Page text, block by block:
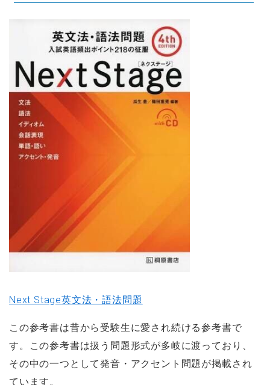
Next Stage英文法・語法問題
この参考書は昔から受験生に愛され続ける参考書で
す。この参考書は扱う問題形式が多岐に渡っており、
その中の一つとして発音・アクセント問題が掲載され
ています。